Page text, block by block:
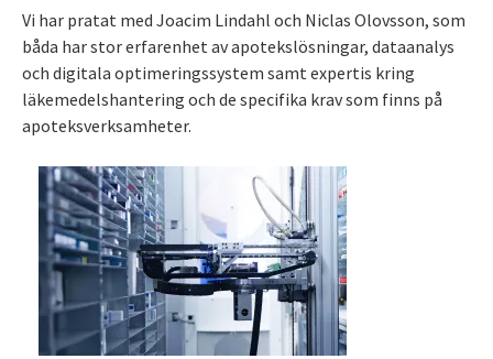
Vi har pratat med Joacim Lindahl och Niclas Olovsson, som
båda har stor erfarenhet av apotekslösningar, dataanalys
och digitala optimeringssystem samt expertis kring
läkemedelshantering och de specifika krav som finns på
apoteksverksamheter.